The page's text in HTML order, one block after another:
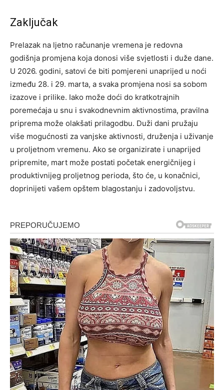
Zaključak
Prelazak na ljetno računanje vremena je redovna
godišnja promjena koja donosi više svjetlosti i duže dane.
U 2026. godini, satovi će biti pomjereni unaprijed u noći
između 28. i 29. marta, a svaka promjena nosi sa sobom
izazove i prilike. Iako može doći do kratkotrajnih
poremećaja u snu i svakodnevnim aktivnostima, pravilna
priprema može olakšati prilagodbu. Duži dani pružaju
više mogućnosti za vanjske aktivnosti, druženja i uživanje
u proljetnom vremenu. Ako se organizirate i unaprijed
pripremite, mart može postati početak energičnijeg i
produktivnijeg proljetnog perioda, što će, u konačnici,
doprinijeti vašem opštem blagostanju i zadovoljstvu.